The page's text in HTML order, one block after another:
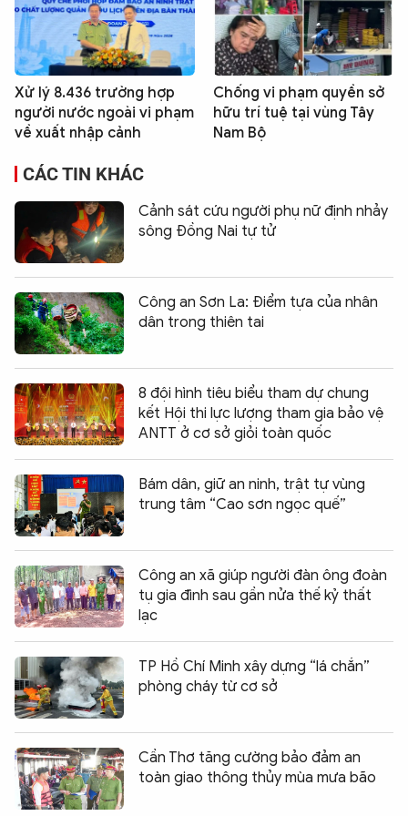
Xử lý 8.436 trường hợp
người nước ngoài vi phạm
về xuất nhập cảnh
Chống vi phạm quyền sở
hữu trí tuệ tại vùng Tây
Nam Bộ
CÁC TIN KHÁC
Cảnh sát cứu người phụ nữ định nhảy
sông Đồng Nai tự tử
Công an Sơn La: Điểm tựa của nhân
dân trong thiên tai
8 đội hình tiêu biểu tham dự chung
kết Hội thi lực lượng tham gia bảo vệ
ANTT ở cơ sở giỏi toàn quốc
Bám dân, giữ an ninh, trật tự vùng
trung tâm “Cao sơn ngọc quế”
Công an xã giúp người đàn ông đoàn
tụ gia đình sau gần nửa thế kỷ thất
lạc
TP Hồ Chí Minh xây dựng “lá chắn”
phòng cháy từ cơ sở
Cần Thơ tăng cường bảo đảm an
toàn giao thông thủy mùa mưa bão